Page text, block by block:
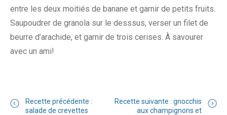
entre les deux moitiés de banane et garnir de petits fruits.
Saupoudrer de granola sur le desssus, verser un filet de
beurre d’arachide, et garnir de trois cerises. À savourer
avec un ami!
Recette précédente :
salade de crevettes
Recette suivante : gnocchis
aux champignons et